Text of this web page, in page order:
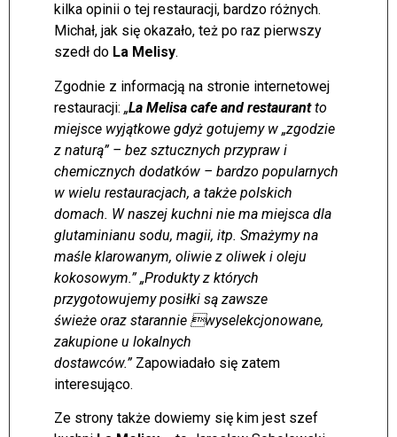
kilka opinii o tej restauracji, bardzo różnych.
Michał, jak się okazało, też po raz pierwszy
szedł do La Melisy.
Zgodnie z informacją na stronie internetowej
restauracji: „La Melisa cafe and restaurantto
miejsce wyjątkowe gdyż gotujemy w „zgodzie
z naturą” – bez sztucznych przypraw i
chemicznych dodatków – bardzo popularnych
w wielu restauracjach, a także polskich
domach. W naszej kuchni nie ma miejsca dla
glutaminianu sodu, magii, itp. Smażymy na
maśle klarowanym, oliwie z oliwek i oleju
kokosowym.” „Produkty z których
przygotowujemy posiłki są zawsze
świeże oraz starannie wyselekcjonowane,
zakupione u lokalnych
dostawców.” Zapowiadało się zatem
interesująco.
Ze strony także dowiemy się kim jest szef